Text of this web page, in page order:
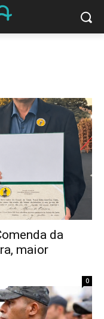
da
maior
0